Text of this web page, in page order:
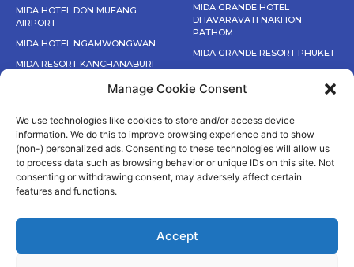
Manage Cookie Consent
We use technologies like cookies to store and/or access device
information. We do this to improve browsing experience and to show
(non-) personalized ads. Consenting to these technologies will allow us
to process data such as browsing behavior or unique IDs on this site. Not
consenting or withdrawing consent, may adversely affect certain
features and functions.
Accept
MIDA HOTEL DON MUEANG
AIRPORT
MIDA HOTEL NGAMWONGWAN
MIDA RESORT KANCHANABURI
MIDA DE SEA HUA HIN
MIDA GRANDE HOTEL
DHAVARAVATI NAKHON
PATHOM
MIDA GRANDE RESORT PHUKET
ACE OF HUA HIN